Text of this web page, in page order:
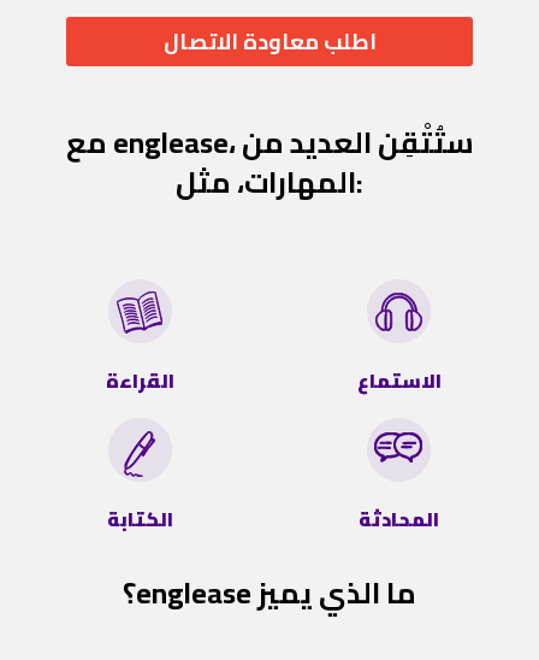
اطلب معاودة الاتصال
مع englease، ستُتْقِن العديد من
المهارات، مثل:
الاستماع القراءة
المحادثة الكتابة
ما الذي يميز englease؟